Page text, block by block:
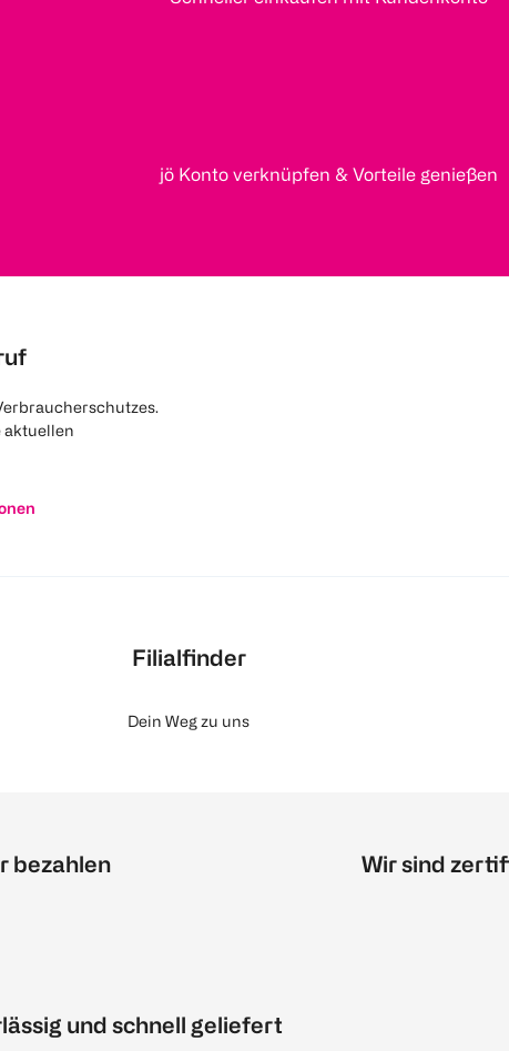
jö Konto verknüpfen & Vorteile genießen
aktuellen
Filialfinder
Dein Weg zu uns
bezahlen
und schnell geliefert
Wir sind